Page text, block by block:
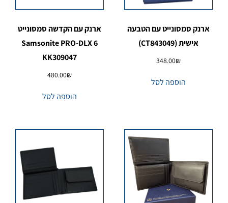
ארנק סמסונייט עם הטבעה
אישית (CT843049)
348.00₪
הוספה לסל
ארנק עם הקדשה סמסונייט
Samsonite PRO-DLX 6
KK309047
480.00₪
הוספה לסל